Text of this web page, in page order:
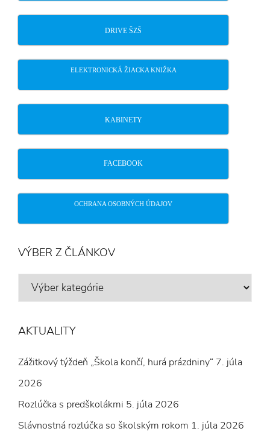
DRIVE ŠZŠ
ELEKTRONICKÁ ŽIACKA KNIŽKA
KABINETY
FACEBOOK
OCHRANA OSOBNÝCH ÚDAJOV
VÝBER Z ČLÁNKOV
VÝBER
AKTUALITY
Zážitkový týždeň „Škola končí, hurá prázdniny“ 7. júla
2026
Rozlúčka s predškolákmi 5. júla 2026
Slávnostná rozlúčka so školským rokom 1. júla 2026